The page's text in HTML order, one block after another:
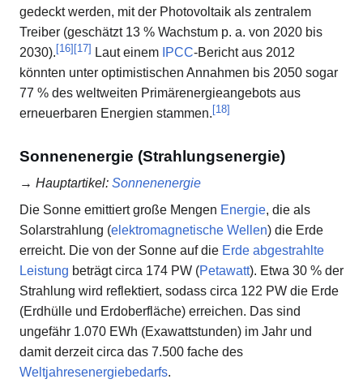
gedeckt werden, mit der Photovoltaik als zentralem
Treiber (geschätzt 13 % Wachstum p. a. von 2020 bis
2030). [16] [17] Laut einem IPCC-Bericht aus 2012
könnten unter optimistischen Annahmen bis 2050 sogar
77 % des weltweiten Primärenergieangebots aus
erneuerbaren Energien stammen. [18]
Sonnenenergie (Strahlungsenergie)
→ Hauptartikel: Sonnenenergie
Die Sonne emittiert große Mengen Energie, die als
Solarstrahlung (elektromagnetische Wellen) die Erde
erreicht. Die von der Sonne auf die Erde abgestrahlte
Leistung beträgt circa 174 PW (Petawatt). Etwa 30 % der
Strahlung wird reflektiert, sodass circa 122 PW die Erde
(Erdhülle und Erdoberfläche) erreichen. Das sind
ungefähr 1.070 EWh (Exawattstunden) im Jahr und
damit derzeit circa das 7.500 fache des
Weltjahresenergiebedarfs.